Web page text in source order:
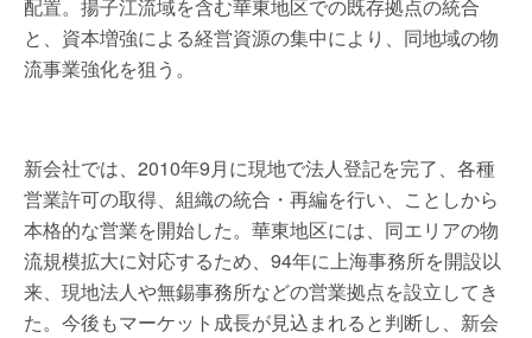
配置。揚子江流域を含む華東地区での既存拠点の統合
と、資本増強による経営資源の集中により、同地域の物
流事業強化を狙う。
新会社では、2010年9月に現地で法人登記を完了、各種
営業許可の取得、組織の統合・再編を行い、ことしから
本格的な営業を開始した。華東地区には、同エリアの物
流規模拡大に対応するため、94年に上海事務所を開設以
来、現地法人や無錫事務所などの営業拠点を設立してき
た。今後もマーケット成長が見込まれると判断し、新会